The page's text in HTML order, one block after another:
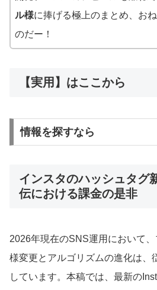
ル様に捧げる極上のまとめ、お
のだー！
【実用】はここから
情報を探すなら
インスタのハッシュタグ
伝における課金の是非
2026年現在のSNS運用において
様変更とアルゴリズムの進化は、
しています。本稿では、最新の